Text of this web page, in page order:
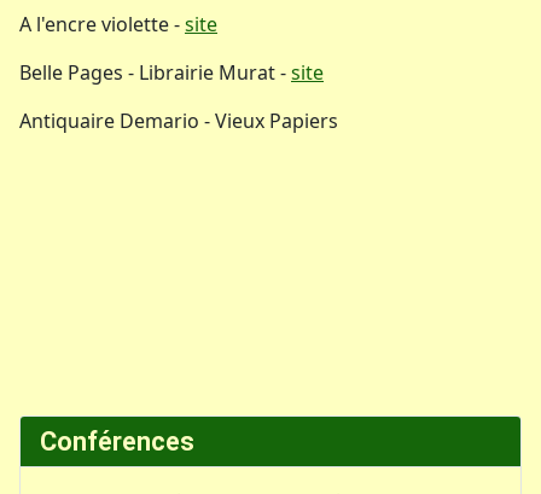
A l'encre violette -site
Belle Pages - Librairie Murat -site
Antiquaire Demario - Vieux Papiers
Conférences